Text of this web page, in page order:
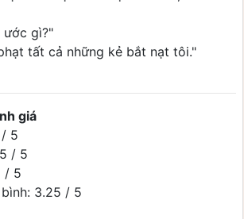
ước gì?"
tất cả những kẻ bắt nạt tôi."
giá
5
/ 5
/ 5
3.25 / 5